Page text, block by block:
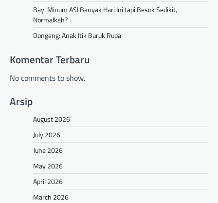
Bayi Minum ASI Banyak Hari Ini tapi Besok Sedikit,
Normalkah?
Dongeng: Anak Itik Buruk Rupa
Komentar Terbaru
No comments to show.
Arsip
August 2026
July 2026
June 2026
May 2026
April 2026
March 2026